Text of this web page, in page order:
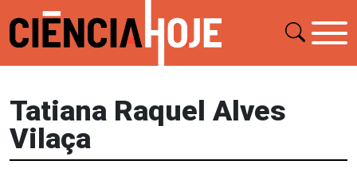
Tatiana Raquel Alves
Vilaça